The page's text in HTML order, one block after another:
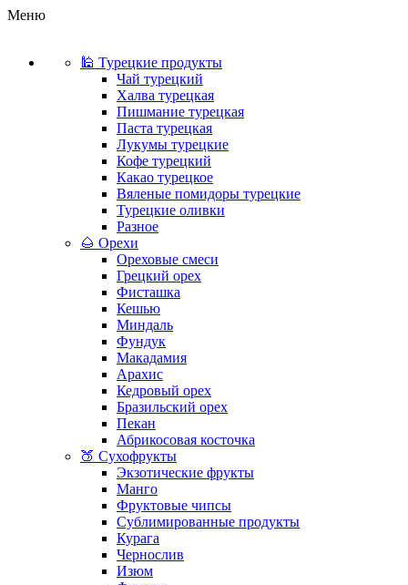
Меню
🕌 Турецкие продукты
Чай турецкий
Халва турецкая
Пишмание турецкая
Паста турецкая
Лукумы турецкие
Кофе турецкий
Какао турецкое
Вяленые помидоры турецкие
Турецкие оливки
Разное
🌰 Орехи
Ореховые смеси
Грецкий орех
Фисташка
Кешью
Миндаль
Фундук
Макадамия
Арахис
Кедровый орех
Бразильский орех
Пекан
Абрикосовая косточка
🍑 Сухофрукты
Экзотические фрукты
Манго
Фруктовые чипсы
Сублимированные продукты
Курага
Чернослив
Изюм